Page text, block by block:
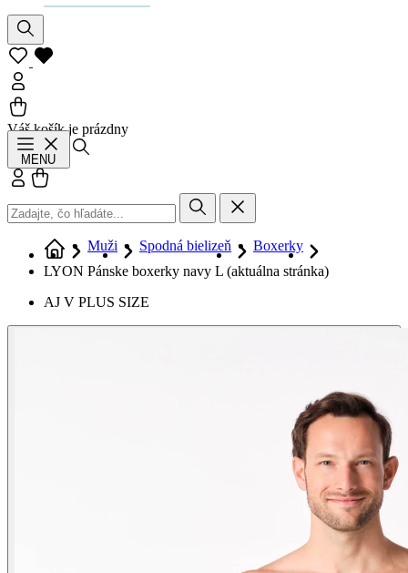
Váš košík je prázdny
MENU
Prihlásiť sa
Muži Spodná bielizeň
Boxerky
LYON Pánske boxerky navy L (aktuálna stránka)
AJ V PLUS SIZE